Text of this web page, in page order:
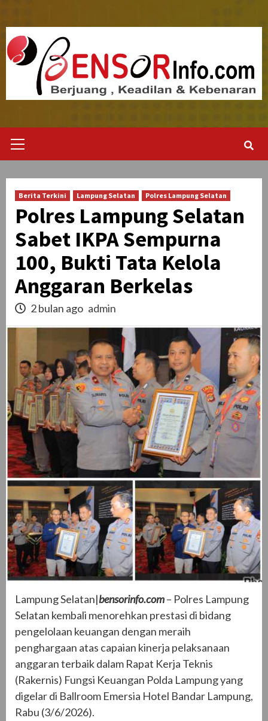
content
Menu
Berita Terkini Lampung Selatan Polres Lampung Selatan
Polres Lampung Selatan
Sabet IKPA Sempurna
100, Bukti Tata Kelola
Anggaran Berkelas
2 bulan ago admin
Lampung Selatan|bensorinfo.com– Polres Lampung
Selatan kembali menorehkan prestasi di bidang
pengelolaan keuangan dengan meraih
penghargaan atas capaian kinerja pelaksanaan
anggaran terbaik dalam Rapat Kerja Teknis
(Rakernis) Fungsi Keuangan Polda Lampung yang
digelar di Ballroom Emersia Hotel Bandar Lampung,
Rabu (3/6/2026).